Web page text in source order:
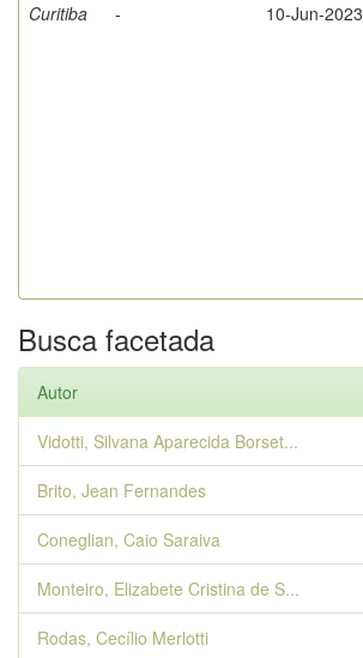
Curitiba
- 10-Jun-2023
Busca facetada
Autor
Vidotti, Silvana Aparecida Borset...
Brito, Jean Fernandes
Coneglian, Caio Saraiva
Monteiro, Elizabete Cristina de S...
Rodas, Cecílio Merlotti